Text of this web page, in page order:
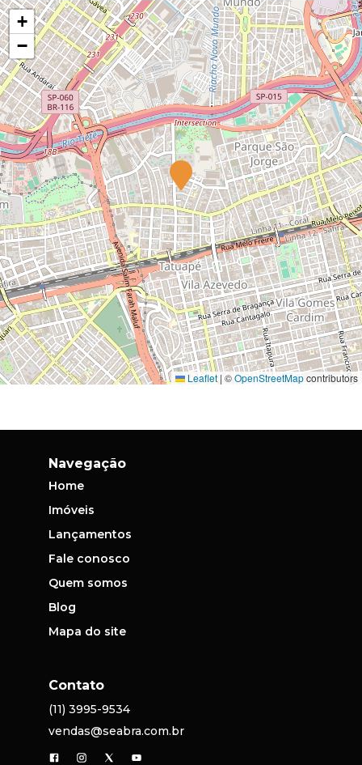
+
−
Leaflet | ©OpenStreetMapcontributors
Navegação
Home
Imóveis
Lançamentos
Fale conosco
Quem somos
Blog
Mapa do site
Contato
(11) 3995-9534
vendas@seabra.com.br